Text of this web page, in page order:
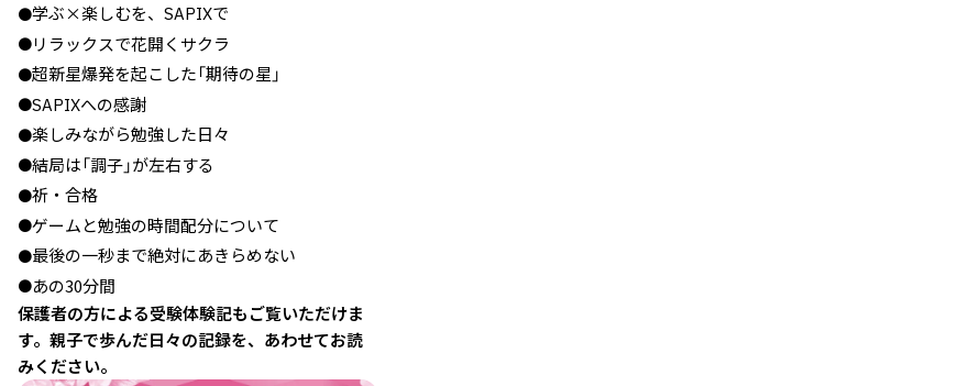
●学ぶ×楽しむを、SAPIXで
●リラックスで花開くサクラ
●超新星爆発を起こした「期待の星」
●SAPIXへの感謝
●楽しみながら勉強した日々
●結局は「調子」が左右する
●祈・合格
●ゲームと勉強の時間配分について
●最後の一秒まで絶対にあきらめない
●あの30分間
保護者の方による受験体験記もご覧いただけま
す。親子で歩んだ日々の記録を、あわせてお読
みください。